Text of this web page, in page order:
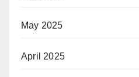
May 2025
April 2025